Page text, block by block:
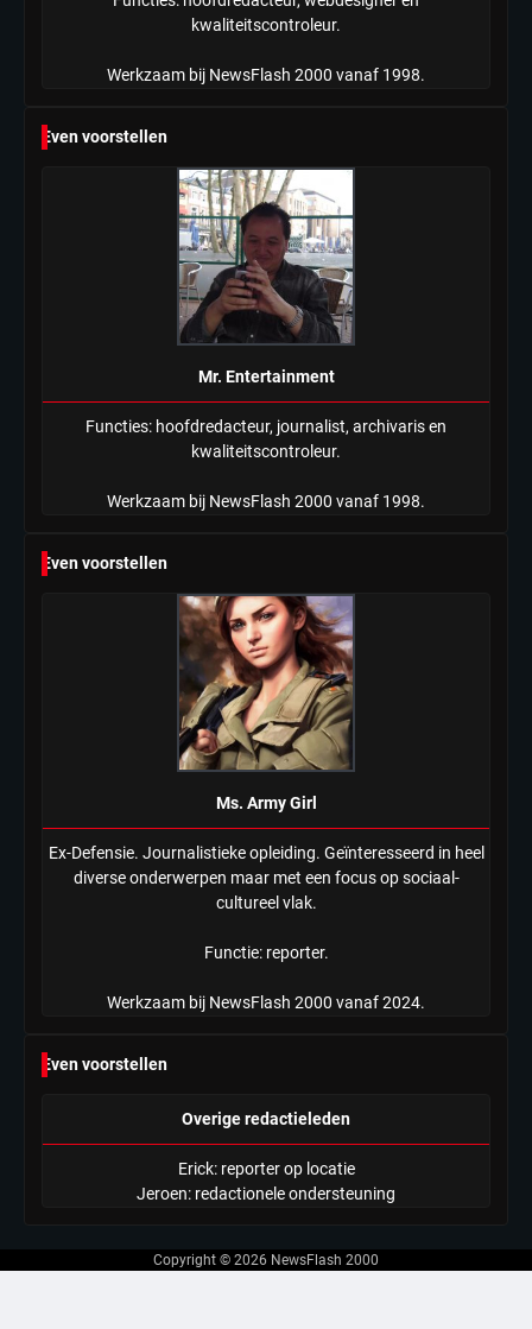
kwaliteitscontroleur.
Werkzaam bij NewsFlash 2000 vanaf 1998.
Even voorstellen
Mr. Entertainment
Functies: hoofdredacteur, journalist, archivaris en
kwaliteitscontroleur.
Werkzaam bij NewsFlash 2000 vanaf 1998.
Even voorstellen
Ms. Army Girl
Ex-Defensie. Journalistieke opleiding. Geïnteresseerd in heel
diverse onderwerpen maar met een focus op sociaal-
cultureel vlak.
Functie: reporter.
Werkzaam bij NewsFlash 2000 vanaf 2024.
Even voorstellen
Overige redactieleden
Erick: reporter op locatie
Jeroen: redactionele ondersteuning
Copyright © 2026 NewsFlash 2000